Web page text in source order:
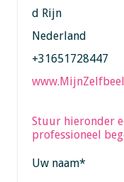
d Rijn
Nederland
+31651728447
Stuur hieronder
professioneel
Uw naam*